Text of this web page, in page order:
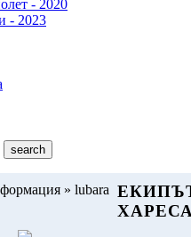
- 2020
- 2023
» lubara